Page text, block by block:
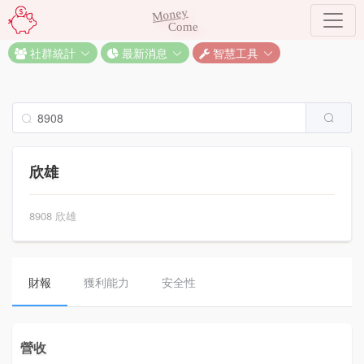
Money
Come
社群統計 最新消息 智慧工具
欣雄
8908 欣雄
財報 獲利能力 安全性
營收